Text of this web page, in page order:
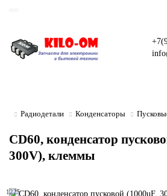
Радиодетали Конденсаторы
CD60, конденсатор
300V), клеммы
1225